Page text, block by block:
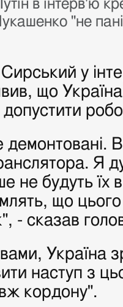
в інтерв'ю
"не
у
що
Я
не будуть
що
- сказав
Україна
наступ з
кордону".